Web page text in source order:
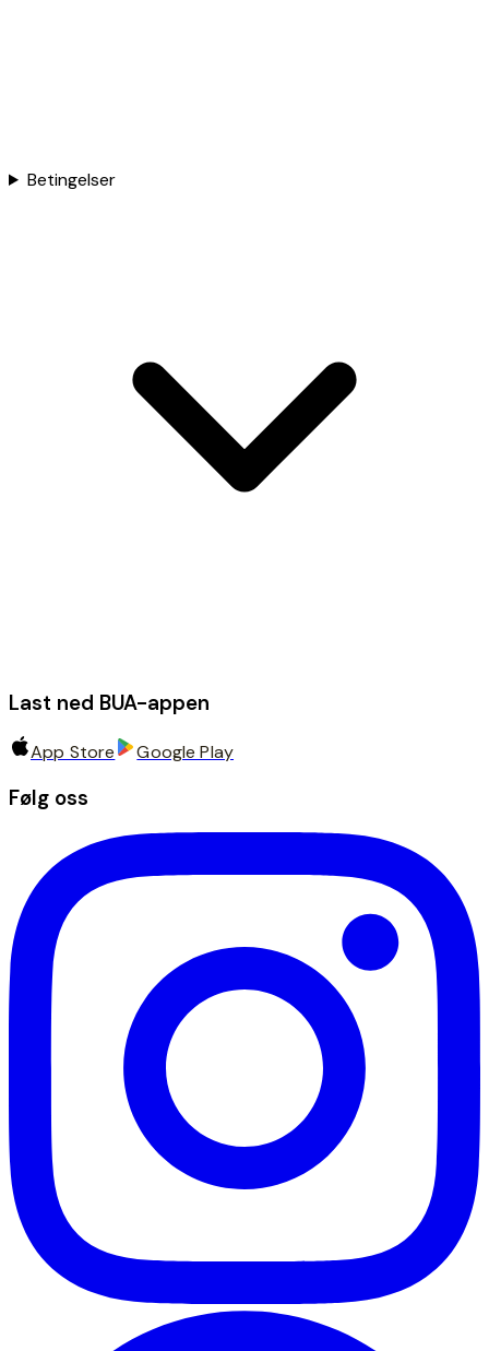
Betingelser
Last ned BUA-appen
App Store Google Play
Følg oss